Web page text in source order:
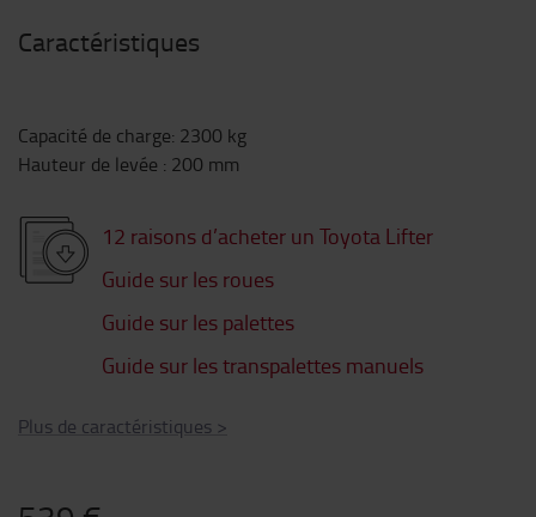
Caractéristiques
Capacité de charge: 2300 kg
Hauteur de levée : 200 mm
12 raisons d’acheter un Toyota Lifter
Guide sur les roues
Guide sur les palettes
Guide sur les transpalettes manuels
Plus de caractéristiques >